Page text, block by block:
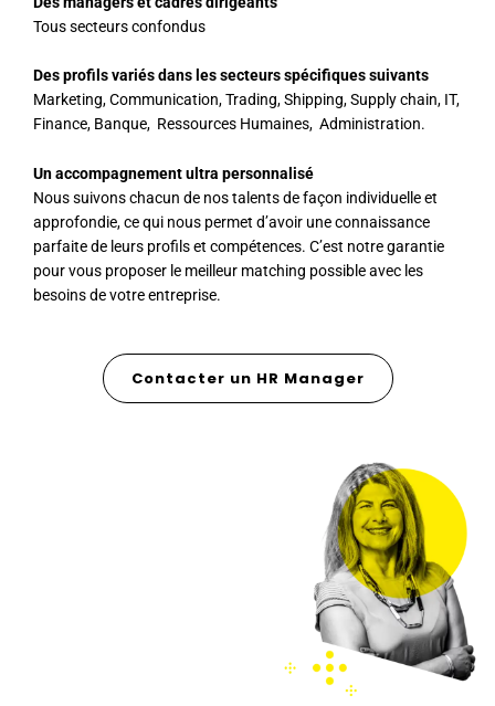
Tous secteurs confondus
Des profils variés dans les secteurs spécifiques suivants
Marketing, Communication, Trading, Shipping, Supply chain, IT,
Finance, Banque, Ressources Humaines, Administration.
Un accompagnement ultra personnalisé
Nous suivons chacun de nos talents de façon individuelle et
approfondie, ce qui nous permet d’avoir une connaissance
parfaite de leurs profils et compétences. C’est notre garantie
pour vous proposer le meilleur matching possible avec les
besoins de votre entreprise.
Contacter un HR Manager